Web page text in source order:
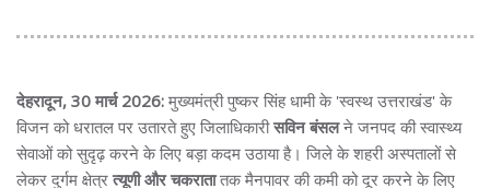
देहरादून, 30 मार्च 2026: मुख्यमंत्री पुष्कर सिंह धामी के 'स्वस्थ उत्तराखंड' के
विजन को धरातल पर उतारते हुए जिलाधिकारीसविन बंसलने जनपद की स्वास्थ्य
सेवाओं को सुदृढ़ करने के लिए बड़ा कदम उठाया है। जिले के शहरी अस्पतालों से
लेकर दुर्गम क्षेत्र त्यूणी और चकरातातक मैनपावर की कमी को दूर करने के लिए